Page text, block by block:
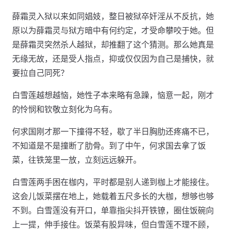
薛霜灵入狱以来如同娼妓，整日被狱卒奸淫从不反抗，她
原以为薛霜灵与狱方暗中有何约定，才受命攀咬于她。但
是薛霜灵突然杀人越狱，却推翻了这个猜测。那么她真是
无缘无故，还是受人指点，抑或仅仅因为自己是捕快，就
要拉自己同死？
白雪莲越想越恼，她性子本来略有急躁，恼意一起，刚才
的怜悯和钦敬立刻化为乌有。
何求国刚才那一下撞得不轻，歇了半日胸肋还疼痛不已，
不知道是不是撞断了肋骨。到了中午，何求国去拿了饭
菜，往铁笼里一放，立刻远远躲开。
白雪莲两手困在枷内，平时都是别人递到枷上才能接住。
这会儿饭菜摆在地上，她载着五尺多长的大枷，想够也够
不到。白雪莲没有开口，单靠指尖抖开铁镣，圈住饭碗向
上一提，伸手接住。饭菜有股异味，但白雪莲不理不顾，